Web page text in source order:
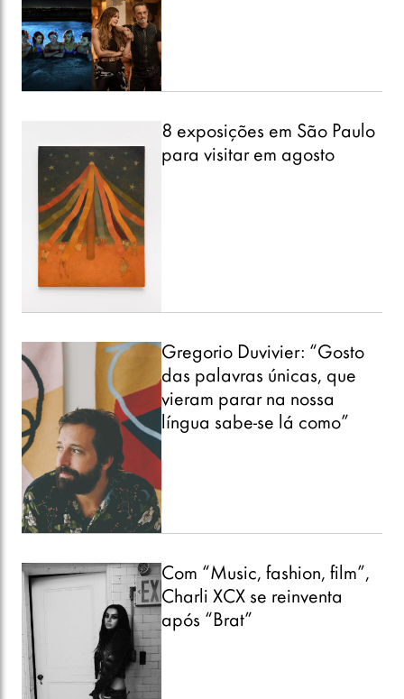
8 exposições em São Paulo
para visitar em agosto
Gregorio Duvivier: “Gosto
das palavras únicas, que
vieram parar na nossa
língua sabe-se lá como”
Com “Music, fashion, film”,
Charli XCX se reinventa
após “Brat”